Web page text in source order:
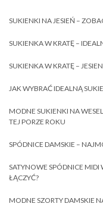
SUKIENKI NA JESIEŃ –
SUKIENKA W KRATĘ –
SUKIENKA W KRATĘ –
JAK WYBRAĆ IDEALNĄ
MODNE SUKIENKI NA
TEJ PORZE ROKU
SPÓDNICE DAMSKIE –
SATYNOWE SPÓDNICE MIDI
ŁĄCZYĆ?
MODNE SZORTY DAMSKIE